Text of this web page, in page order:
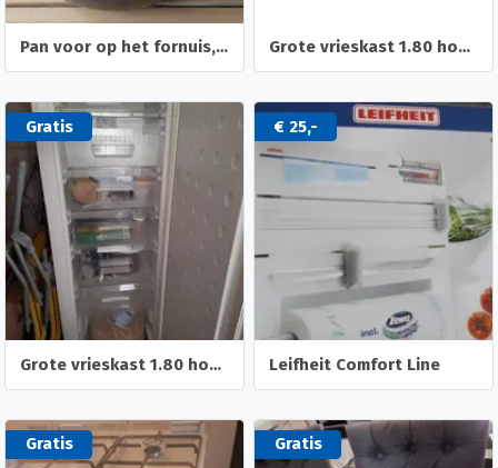
Pan voor op het fornuis, kookplaat en/of gas Grote vrieskast 1.80 hoog wegens verhuizing
Gratis
Grote vrieskast 1.80 hoog wegens verhuizing
€ 25,-
Leifheit Comfort Line
Gratis Gratis